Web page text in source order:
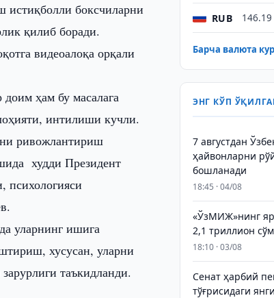
истиқболли боксчиларни
қилиб боради.
видеоалоқа орқали
ҳам бу масалага
интилиши кучли.
ривожлантириш
худди Президент
психологияси
уларнинг ишига
хусусан, уларни
таъкидланди.
RUB 146.19
Барча валюта
ЭНГ КЎП
7 августдан
ҳайвонларни
бошланади
18:45 · 04/08
«ЎзМИЖ»нинг
2,1 триллион
18:10 · 03/08
Сенат ҳарбий
тўғрисидаги